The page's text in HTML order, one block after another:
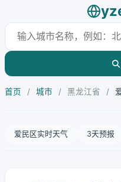
首页 / 城市 / 黑龙江省 /
爱民区实时天气 3天预报